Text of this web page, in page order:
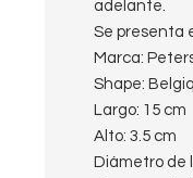
adelante.
Se presenta
Marca:
Shape:
Largo: 15 cm
Alto: 3.5 cm
Diámetro de